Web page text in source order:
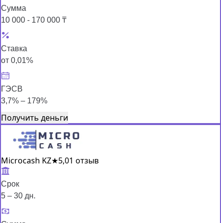
Сумма
10 000 - 170 000 ₸
Ставка
от 0,01%
ГЭСВ
3,7% – 179%
Получить деньги
Microcash KZ★5,01 отзыв
Срок
5 – 30 дн.